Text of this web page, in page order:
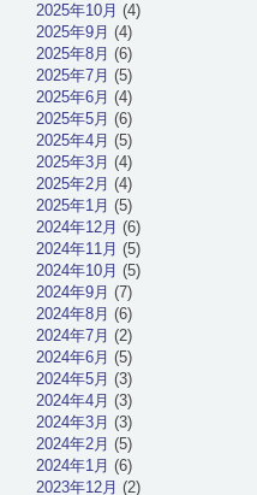
2025年10月 (4)
2025年9月 (4)
2025年8月 (6)
2025年7月 (5)
2025年6月 (4)
2025年5月 (6)
2025年4月 (5)
2025年3月 (4)
2025年2月 (4)
2025年1月 (5)
2024年12月 (6)
2024年11月 (5)
2024年10月 (5)
2024年9月 (7)
2024年8月 (6)
2024年7月 (2)
2024年6月 (5)
2024年5月 (3)
2024年4月 (3)
2024年3月 (3)
2024年2月 (5)
2024年1月 (6)
2023年12月 (2)